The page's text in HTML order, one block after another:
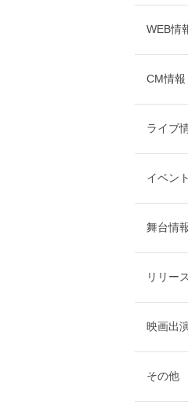
WEB情
CM情報
ライブ
イベン
舞台情
リリー
映画出
その他